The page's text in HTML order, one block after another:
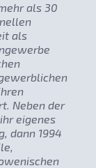
als 30
als
Neben der
eigenes
dann 1994